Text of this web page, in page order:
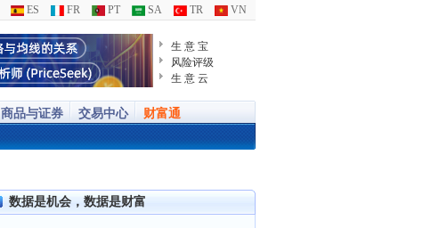
ES FR PT SA TR VN
生 意 宝
风险评级
生 意 云
商品与证券 交易中心 财富通
数据是机会，数据是财富